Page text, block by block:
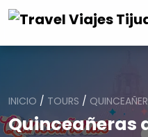
INICIO / TOURS /
Quinceañeras